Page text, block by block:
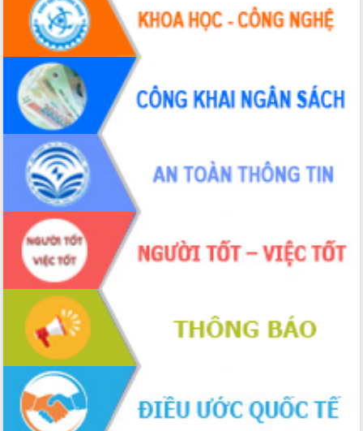
Đắk Lắk ký kết thỏa thuận hợp tác về
chuyển đổi số giai đoạn 2026 – 2030
với Tập đoàn Bưu chính Viễn thông
Việt Nam
Thứ trưởng Bộ Y tế làm việc với tỉnh
Đắk Lắk về phát triển nhân lực y tế
cho trạm y tế cấp xã
Du lịch Đắk Lắk nâng tầm trải nghiệm
du khách thông qua Hệ thống cơ sở dữ
liệu và Bản đồ số
Tập huấn ứng dụng trí tuệ nhân tạo (AI)
trong thương mại điện tử năm 2026
Đoàn đại biểu Quốc hội tỉnh Đắk Lắk
trao đổi thông tin trước Kỳ họp thứ
nhất, Quốc hội khóa XVI
Quyết liệt cải cách hành chính, khơi
thông nguồn lực phát triển
Nâng cao hiệu lực, hiệu quả HĐND
tỉnh thông qua hiện đại hóa hành chính
Xã Ea Phê gắn cải cách hành chính với
chuyển đổi số
Phó Chủ tịch Thường trực UBND tỉnh
Hồ Thị Nguyên Thảo làm việc tại Trung
tâm Phục vụ hành chính công xã Ea